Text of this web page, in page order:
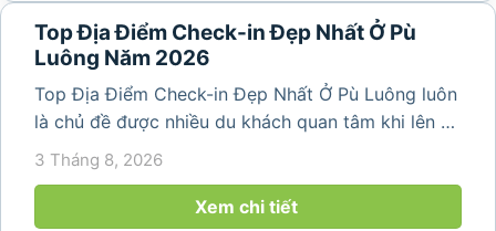
Top Địa Điểm Check-in Đẹp Nhất Ở Pù
Luông Năm 2026
Top Địa Điểm Check-in Đẹp Nhất Ở Pù Luông luôn
là chủ đề được nhiều du khách quan tâm khi lên kế
hoạch khám phá vùng đất thiên nhiên nổi tiếng
làng yên bình, thác...
3 Tháng 8, 2026
Xem chi tiết